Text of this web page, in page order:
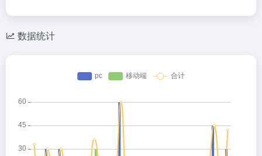
数据统计